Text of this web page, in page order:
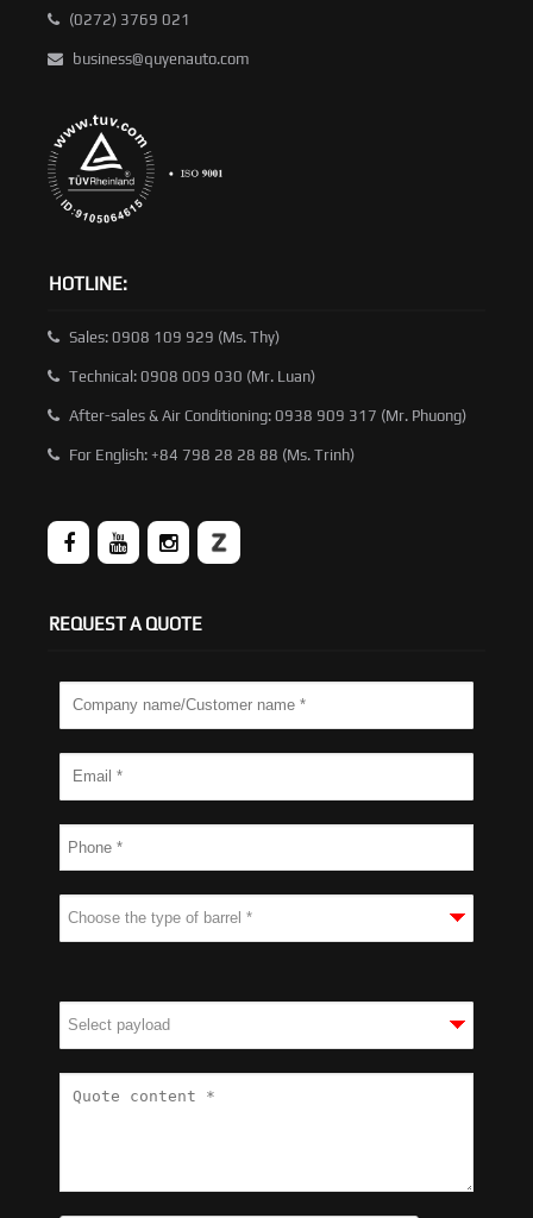
(0272) 3769 021
business@quyenauto.com
HOTLINE:
Sales: 0908 109 929 (Ms. Thy)
Technical: 0908 009 030 (Mr. Luan)
After-sales & Air Conditioning: 0938 909 317 (Mr. Phuong)
For English: +84 798 28 28 88 (Ms. Trinh)
REQUEST A QUOTE